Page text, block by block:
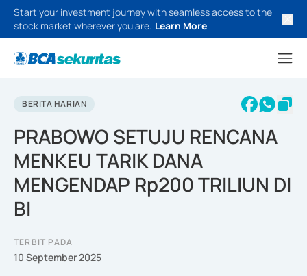
Start your investment journey with seamless access to the
stock market wherever you are. Learn More
BERITA HARIAN
PRABOWO SETUJU RENCANA
MENKEU TARIK DANA
MENGENDAP Rp200 TRILIUN DI
BI
TERBIT PADA
10 September 2025